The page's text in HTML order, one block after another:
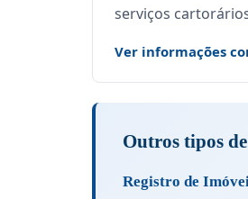
serviços
Ver informações
Outros tipos
Registro de